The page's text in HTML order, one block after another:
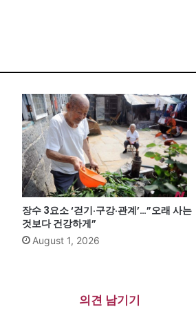
장수 3요소 ‘걷기·구강·관계’…”오래 사는
것보다 건강하게”
August 1, 2026
의견 남기기